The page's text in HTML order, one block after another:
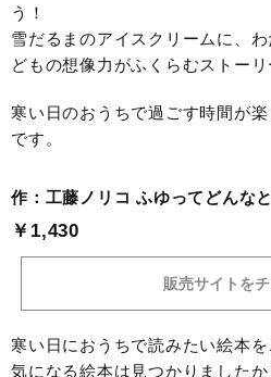
う！
雪だるまのアイスクリームに、
どもの想像力がふくらむストーリ
寒い日のおうちで過ごす時間が
です。
作：工藤ノリコ ふゆってどんな
￥1,430
販売サイトを
寒い日におうちで読みたい絵本を
気になる絵本は見つかりましたか